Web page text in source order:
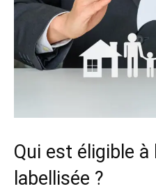
Qui est éligible
labellisée ?